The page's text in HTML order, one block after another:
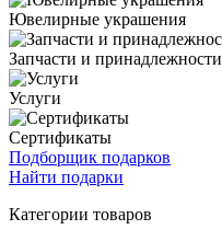
Ювелирные украшения
Запчасти и принадлежности
Услуги
Сертификаты
Подборщик подарков
Найти подарки
Категории товаров